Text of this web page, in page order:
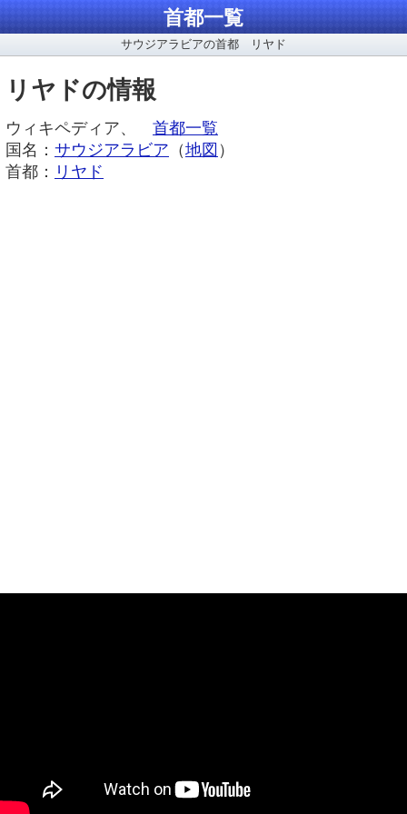
首都一覧
サウジアラビアの首都 リヤド
リヤドの情報
ウィキペディア、 首都一覧
国名： サウジアラビア （地図 ）
首都： リヤド